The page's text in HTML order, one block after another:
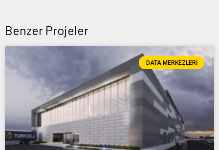
Benzer Projeler
DATA MERKEZLERI